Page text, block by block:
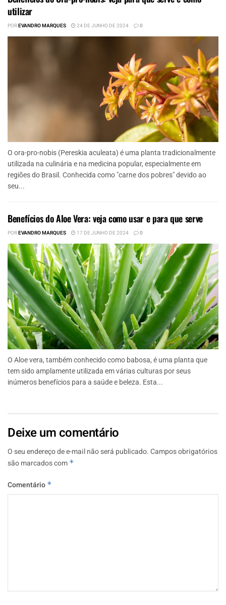
utilizar
POREVANDRO MARQUES 24 DE JUNHO DE 2024 0
O ora-pro-nobis (Pereskia aculeata) é uma planta tradicionalmente
utilizada na culinária e na medicina popular, especialmente em
regiões do Brasil. Conhecida como "carne dos pobres" devido ao
seu...
Benefícios do Aloe Vera: veja como usar e para que serve
POREVANDRO MARQUES 17 DE JUNHO DE 2024 0
O Aloe vera, também conhecido como babosa, é uma planta que
tem sido amplamente utilizada em várias culturas por seus
inúmeros benefícios para a saúde e beleza. Esta...
Deixe um comentário
O seu endereço de e-mail não será publicado.Campos obrigatórios
são marcados com *
Comentário *